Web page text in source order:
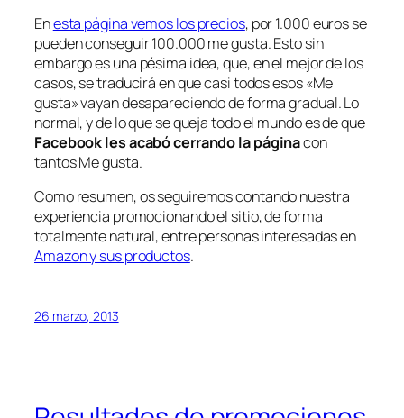
Enesta página vemos los precios, por 1.000 euros se
pueden conseguir 100.000 me gusta. Esto sin
embargo es una pésima idea, que, en el mejor de los
casos, se traducirá en que casi todos esos «Me
gusta» vayan desapareciendo de forma gradual. Lo
normal, y de lo que se queja todo el mundo es de que
Facebook les acabó cerrando la páginacon
tantos Me gusta.
Como resumen, os seguiremos contando nuestra
experiencia promocionando el sitio, de forma
totalmente natural, entre personas interesadas en
Amazon y sus productos.
26 marzo, 2013